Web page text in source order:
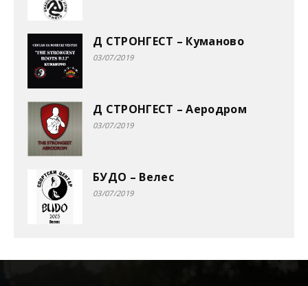
Д СТРОНГЕСТ – Куманово
03/07/2019
Д СТРОНГЕСТ – Аеродром
03/07/2019
БУДО – Велес
03/07/2019